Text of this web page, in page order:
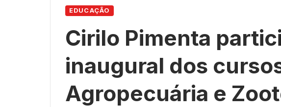
EDUCAÇÃO
Cirilo Pimenta
inaugural dos
Agropecuária e